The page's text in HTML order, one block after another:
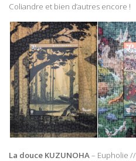
Coliandre et bien d’autres encore !
La douce KUZUNOHA– Eupholie //